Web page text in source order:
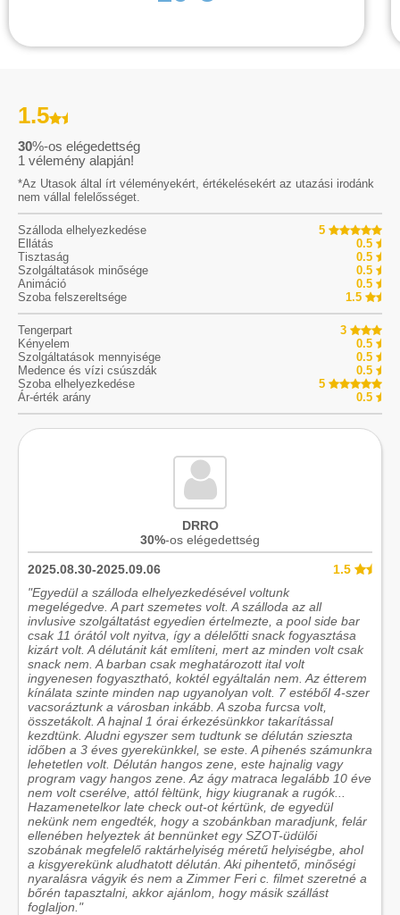
1.5
30%-os elégedettség
1 vélemény alapján!
*Az Utasok által írt véleményekért, értékelésekért az utazási irodánk
nem vállal felelősséget.
Szálloda elhelyezkedése
5
Ellátás
0.5
Tisztaság
0.5
Szolgáltatások minősége
0.5
Animáció
0.5
Szoba felszereltsége
1.5
Tengerpart
3
Kényelem
0.5
Szolgáltatások mennyisége
0.5
Medence és vízi csúszdák
0.5
Szoba elhelyezkedése
5
Ár-érték arány
0.5
DRRO
30%-os elégedettség
2025.08.30-2025.09.06
1.5
"Egyedül a szálloda elhelyezkedésével voltunk
megelégedve. A part szemetes volt. A szálloda az all
invlusive szolgáltatást egyedien értelmezte, a pool side bar
csak 11 órától volt nyitva, így a délelőtti snack fogyasztása
kizárt volt. A délutánit kát említeni, mert az minden volt csak
snack nem. A barban csak meghatározott ital volt
ingyenesen fogyasztható, koktél egyáltalán nem. Az étterem
kínálata szinte minden nap ugyanolyan volt. 7 estéből 4-szer
vacsoráztunk a városban inkább. A szoba furcsa volt,
összetákolt. A hajnal 1 órai érkezésünkkor takarítással
kezdtünk. Aludni egyszer sem tudtunk se délután szieszta
időben a 3 éves gyerekünkkel, se este. A pihenés számunkra
lehetetlen volt. Délután hangos zene, este hajnalig vagy
program vagy hangos zene. Az ágy matraca legalább 10 éve
nem volt cserélve, attól fèltünk, higy kiugranak a rugók...
Hazamenetelkor late check out-ot kértünk, de egyedül
nekünk nem engedték, hogy a szobánkban maradjunk, felár
ellenében helyeztek át bennünket egy SZOT-üdülői
szobának megfelelő raktárhelyiség méretű helyiségbe, ahol
a kisgyerekünk aludhatott délután. Aki pihentető, minőségi
nyaralásra vágyik és nem a Zimmer Feri c. filmet szeretné a
bőrén tapasztalni, akkor ajánlom, hogy másik szállást
foglaljon."